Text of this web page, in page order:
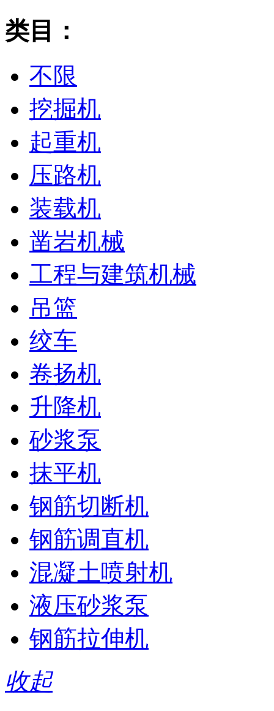
类目：
不限
挖掘机
起重机
压路机
装载机
凿岩机械
工程与建筑机械
吊篮
绞车
卷扬机
升降机
砂浆泵
抹平机
钢筋切断机
钢筋调直机
混凝土喷射机
液压砂浆泵
钢筋拉伸机
收起